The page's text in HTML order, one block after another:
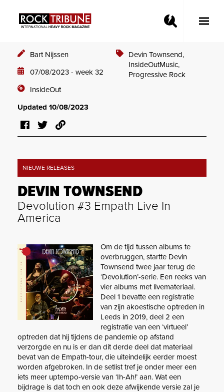
Toggle
Bart Nijssen
07/08/2023 - week 32
InsideOut
Devin Townsend,
InsideOutMusic,
Progressive Rock
Updated 10/08/2023
NIEUWE RELEASES
DEVIN TOWNSEND
Devolution #3 Empath Live In
America
Om de tijd tussen albums te
overbruggen, startte Devin
Townsend twee jaar terug de
‘Devolution’-serie. Een reeks van
vier albums met livemateriaal.
Deel 1 bevatte een registratie
van zijn akoestische optreden in
Leeds in 2019, deel 2 een
registratie van een ‘virtueel’
optreden dat hij tijdens de pandemie op afstand
verzorgde en nu is er dan dit derde deel dat materiaal
bevat van de Empath-tour, die uiteindelijk eerder moest
worden afgebroken. In de setlist tref je onder meer een
iets meer uptempo-versie van ‘Ih-Ah!’ aan. Wat een
bijdrage is dat toch en ook deze afwijkende versie zal je